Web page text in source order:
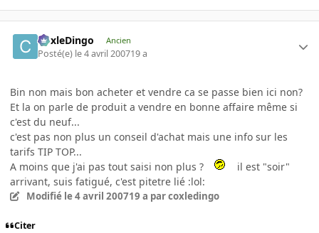
CoxleDingo Ancien
Posté(e) le 4 avril 200719 a
Bin non mais bon acheter et vendre ca se passe bien ici non?
Et la on parle de produit a vendre en bonne affaire même si
c'est du neuf...
c'est pas non plus un conseil d'achat mais une info sur les
tarifs TIP TOP...
A moins que j'ai pas tout saisi non plus ?
il est "soir"
arrivant, suis fatigué, c'est pitetre lié :lol:
Modifié le 4 avril 200719 a par coxledingo
Citer